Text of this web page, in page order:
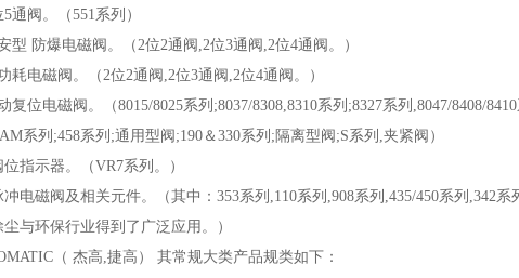
通阀。（551系列）
型 防爆电磁阀。（2位2通阀,2位3通阀,2位4通阀。）
耗电磁阀。（2位2通阀,2位3通阀,2位4通阀。）
复位电磁阀。（8015/8025系列;8037/8308,8310系列;8327系列,8047/8408/
AM系列;458系列;通用型阀;190＆330系列;隔离型阀;S系列,夹紧阀）
位指示器。（VR7系列。）
冲电磁阀及相关元件。（其中：353系列,110系列,908系列,435/450系列,342
尘与环保行业得到了广泛应用。）
（ 杰高,捷高） 其常规大类产品规类如下：